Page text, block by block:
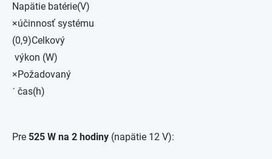
Napätie batérie(V)
×účinnosť systému
(0,9)Celkový
výkon (W)
×Požadovaný
ˊ čas(h)
Pre 525 W na 2 hodiny (napätie 12 V):